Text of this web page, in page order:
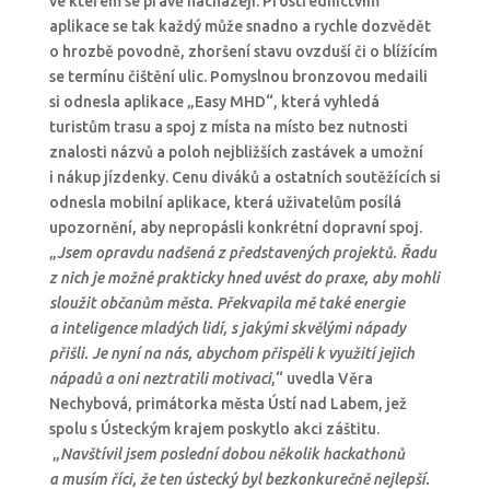
aplikace se tak každý může snadno a rychle dozvědět
o hrozbě povodně, zhoršení stavu ovzduší či o blížícím
se termínu čištění ulic. Pomyslnou bronzovou medaili
si odnesla aplikace „Easy MHD“, která vyhledá
turistům trasu a spoj z místa na místo bez nutnosti
znalosti názvů a poloh nejbližších zastávek a umožní
i nákup jízdenky. Cenu diváků a ostatních soutěžících si
odnesla mobilní aplikace, která uživatelům posílá
upozornění, aby nepropásli konkrétní dopravní spoj.
„Jsem opravdu nadšená z představených projektů. Řadu
z nich je možné prakticky hned uvést do praxe, aby mohli
sloužit občanům města. Překvapila mě také energie
a inteligence mladých lidí, s jakými skvělými nápady
přišli. Je nyní na nás, abychom přispěli k využití jejich
nápadů a oni neztratili motivaci,“ uvedla Věra
Nechybová, primátorka města Ústí nad Labem, jež
spolu s Ústeckým krajem poskytlo akci záštitu.
„Navštívil jsem poslední dobou několik hackathonů
a musím říci, že ten ústecký byl bezkonkurečně nejlepší.